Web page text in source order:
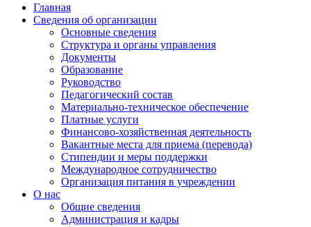
Главная
Сведения об организации
Основные сведения
Структура и органы управления
Документы
Образование
Руководство
Педагогический состав
Материально-техническое обеспечение
Платные услуги
Финансово-хозяйственная деятельность
Вакантные места для приема (перевода)
Стипендии и меры поддержки
Международное сотрудничество
Организация питания в учреждении
О нас
Общие сведения
Администрация и кадры